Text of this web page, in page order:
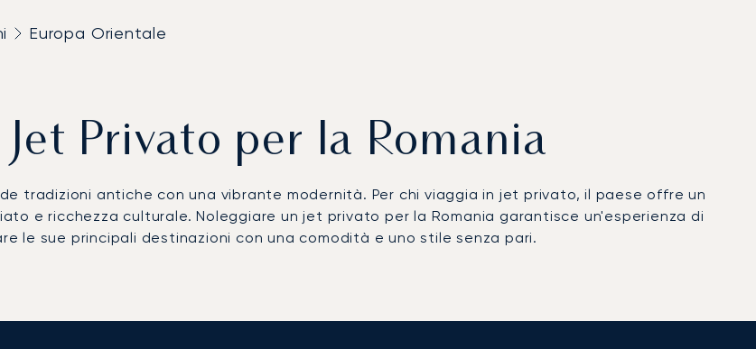
Europa Orientale
Privato per la Romania
tradizioni antiche con una vibrante modernità. Per chi viaggia in jet privato, il paese offre un
e ricchezza culturale. Noleggiare un jet privato per la Romania garantisce un'esperienza di
le sue principali destinazioni con una comodità e uno stile senza pari.